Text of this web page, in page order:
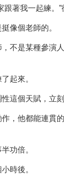
跟著我一起練。”
像個老師的。
不是某種參演
起來。
這個天賦，立刻
，他都能連貫
功倍。
時後。